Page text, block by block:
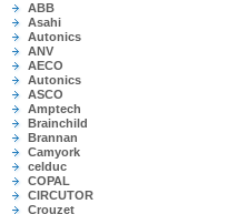
ABB
Asahi
Autonics
ANV
AECO
Autonics
ASCO
Amptech
Brainchild
Brannan
Camyork
celduc
COPAL
CIRCUTOR
Crouzet